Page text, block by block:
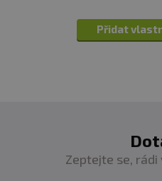
Přidat
Zeptejte se,